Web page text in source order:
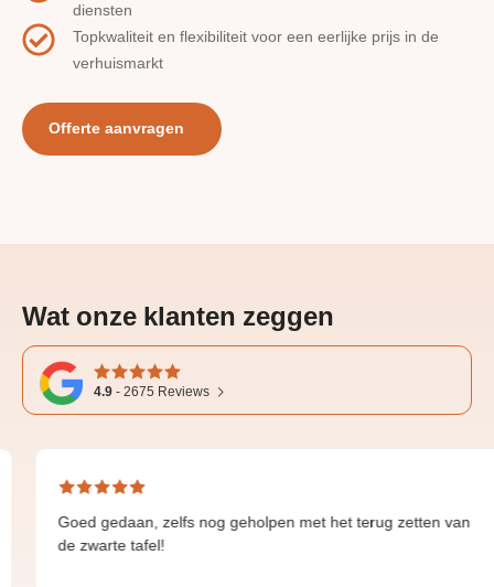
diensten
Topkwaliteit en flexibiliteit voor een eerlijke prijs in de
verhuismarkt
Offerte aanvragen
Wat onze klanten zeggen
4.9 - 2675 Reviews
gedaan, zelfs nog geholpen met het terug zetten van
tafel!